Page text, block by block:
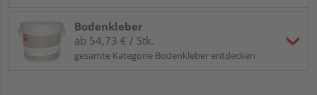
Bodenkleber
ab 54,73 € / Stk.
gesamte Kategorie Bodenkleber entdecken